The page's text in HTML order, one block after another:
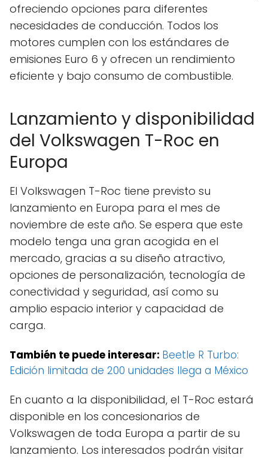
ofreciendo opciones para diferentes
necesidades de conducción. Todos los
motores cumplen con los estándares de
emisiones Euro 6 y ofrecen un rendimiento
eficiente y bajo consumo de combustible.
Lanzamiento y disponibilidad
del Volkswagen T-Roc en
Europa
El Volkswagen T-Roc tiene previsto su
lanzamiento en Europa para el mes de
noviembre de este año. Se espera que este
modelo tenga una gran acogida en el
mercado, gracias a su diseño atractivo,
opciones de personalización, tecnología de
conectividad y seguridad, así como su
amplio espacio interior y capacidad de
carga.
También te puede interesar: Beetle R Turbo:
Edición limitada de 200 unidades llega a México
En cuanto a la disponibilidad, el T-Roc estará
disponible en los concesionarios de
Volkswagen de toda Europa a partir de su
lanzamiento. Los interesados podrán visitar